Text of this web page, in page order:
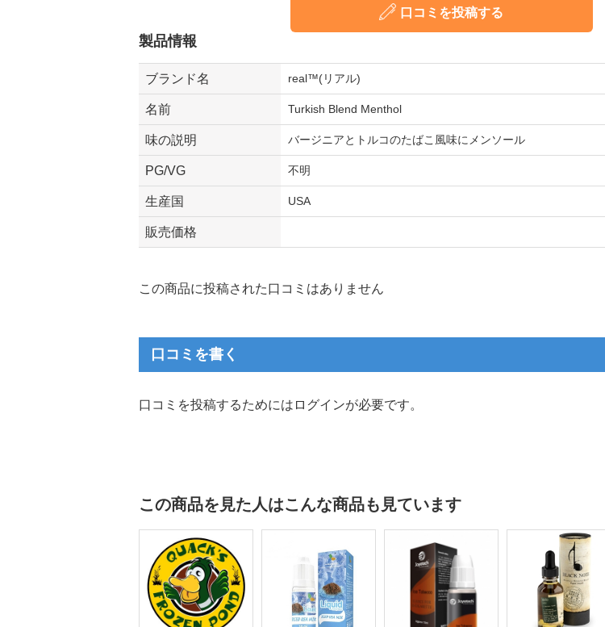
口コミを投稿する
製品情報
ブランド名 real™(リアル)
名前 Turkish Blend Menthol
味の説明 バージニアとトルコのたばこ風味にメンソール
PG/VG 不明
生産国 USA
販売価格
この商品に投稿された口コミはありません
口コミを書く
口コミを投稿するためにはログインが必要です。
この商品を見た人はこんな商品も見ています